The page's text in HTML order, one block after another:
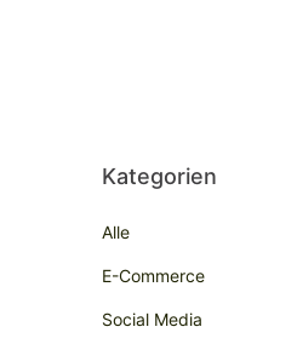
Kategorien
Alle
E-Commerce
Social Media